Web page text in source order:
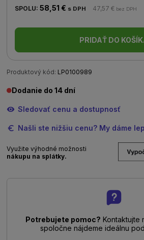
SPOLU:58,51 € s DPH 47,57 € bez DPH
PRIDAŤ DO
Produktový kód: LP0100989
Dodanie do 14 dní
Sledovať cenu a dostupnosť
Našli ste nižšiu cenu? My dáme
Využite výhodné možnosti
nákupu na splátky.
Potrebujete pomoc? Kontaktujte
spoločne nájdeme ideálnu